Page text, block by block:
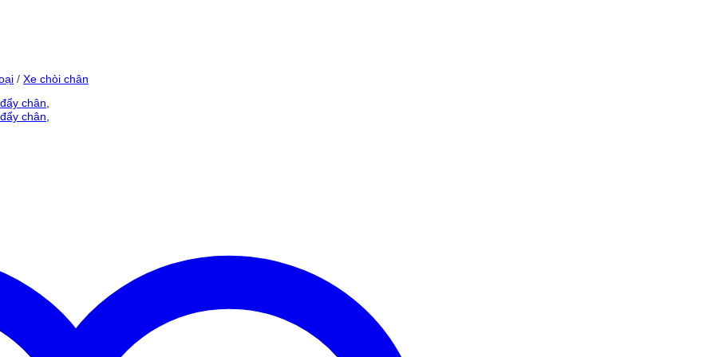
/ Xe chòi chân